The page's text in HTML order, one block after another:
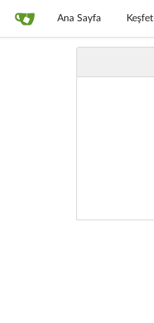
Ana Sayfa Keşfet